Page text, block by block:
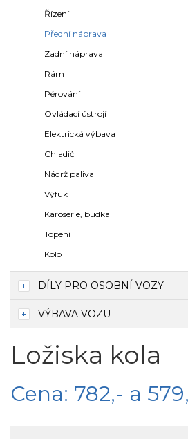
Řízení
Přední náprava
Zadní náprava
Rám
Pérování
Ovládací ústrojí
Elektrická výbava
Chladič
Nádrž paliva
Výfuk
Karoserie, budka
Topení
Kolo
DÍLY PRO OSOBNÍ VOZY
VÝBAVA VOZU
Ložiska kola
Cena: 782,- a